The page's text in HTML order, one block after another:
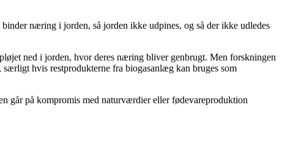
næring i jorden, så jorden ikke udpines, og så der ikke udledes
ned i jorden, hvor deres næring bliver genbrugt. Men forskningen
hvis restprodukterne fra biogasanlæg kan bruges som
går på kompromis med naturværdier eller fødevareproduktion